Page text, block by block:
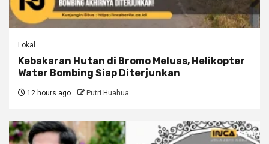
Lokal
Kebakaran Hutan di Bromo Meluas, Helikopter
Water Bombing Siap Diterjunkan
12 hours ago Putri Huahua